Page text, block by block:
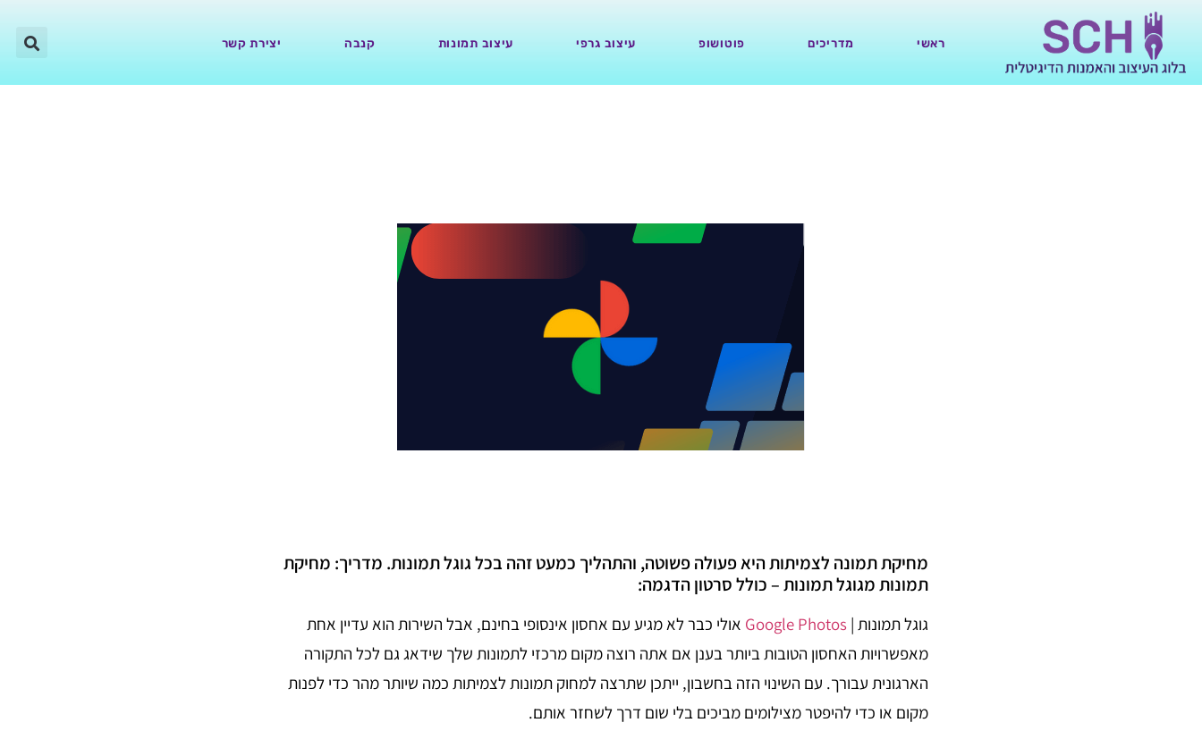
ראשי מדריכים פוטושופ עיצוב גרפי עיצוב תמונות קנבה יצירת קשר
מחיקת תמונה לצמיתות היא פעולה פשוטה, והתהליך כמעט זהה בכל גוגל תמונות. מדריך: מחיקת
תמונות מגוגל תמונות – כולל סרטון הדגמה:
גוגל תמונות |Google Photos אולי כבר לא מגיע עם אחסון אינסופי בחינם, אבל השירות הוא עדיין אחת
מאפשרויות האחסון הטובות ביותר בענן אם אתה רוצה מקום מרכזי לתמונות שלך שידאג גם לכל התקורה
הארגונית עבורך. עם השינוי הזה בחשבון, ייתכן שתרצה למחוק תמונות לצמיתות כמה שיותר מהר כדי לפנות
מקום או כדי להיפטר מצילומים מביכים בלי שום דרך לשחזר אותם.